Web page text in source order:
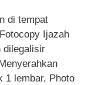
di tempat
Ijazah
dilegalisir
1 lembar, Photo